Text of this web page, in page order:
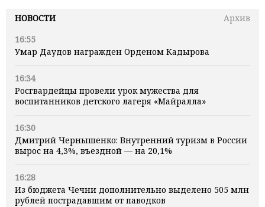
НОВОСТИ
Архив
16:55
Умар Даудов награжден Орденом Кадырова
16:34
Росгвардейцы провели урок мужества для
воспитанников детского лагеря «Майралла»
16:30
Дмитрий Чернышенко: Внутренний туризм в России
вырос на 4,3%, въездной — на 20,1%
16:28
Из бюджета Чечни дополнительно выделено 505 млн
рублей пострадавшим от паводков